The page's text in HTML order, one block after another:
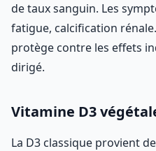
de taux sanguin. Les
fatigue, calcification rénale.
protège contre les effets
dirigé.
Vitamine D3
La D3 classique provient